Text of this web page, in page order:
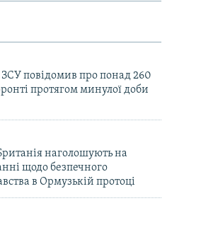
повідомив про понад 260
протягом минулої доби
наголошують на
щодо безпечного
в Ормузькій протоці